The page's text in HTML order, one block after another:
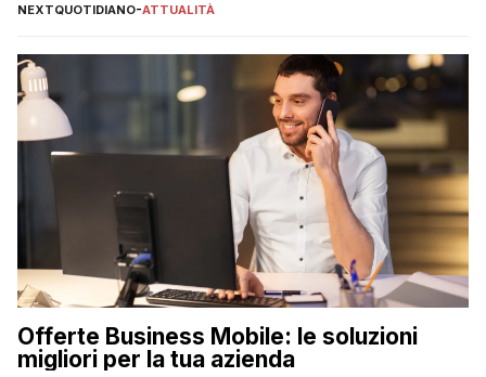
NEXTQUOTIDIANO-ATTUALITÀ
Offerte Business Mobile: le soluzioni
migliori per la tua azienda